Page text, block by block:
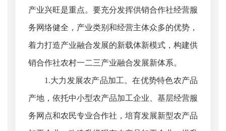
产业兴旺是重点。要充分发挥供销合作社经营服
务网络健全，产业类别和经营主体众多的优势，
着力打造产业融合发展的新载体新模式，构建供
销合作社农村一二三产业融合发展新体系。
1.大力发展农产品加工。在优势特色农产品
产地，依托中小型农产品加工企业、基层经营服
务网点和农民专业合作社，培育发展新型农产品